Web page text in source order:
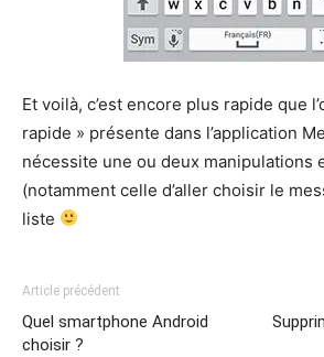
Et voilà, c’est encore plus rapide que
rapide » présente dans l’application
nécessite une ou deux manipulations
(notamment celle d’aller choisir le
liste
Article précédent
Quel smartphone Android
choisir ?